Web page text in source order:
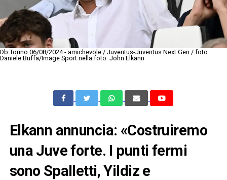
Db Torino 06/08/2024 - amichevole / Juventus-Juventus Next Gen / foto
Daniele Buffa/Image Sport nella foto: John Elkann
Elkann annuncia: «Costruiremo
una Juve forte. I punti fermi
sono Spalletti, Yildiz e